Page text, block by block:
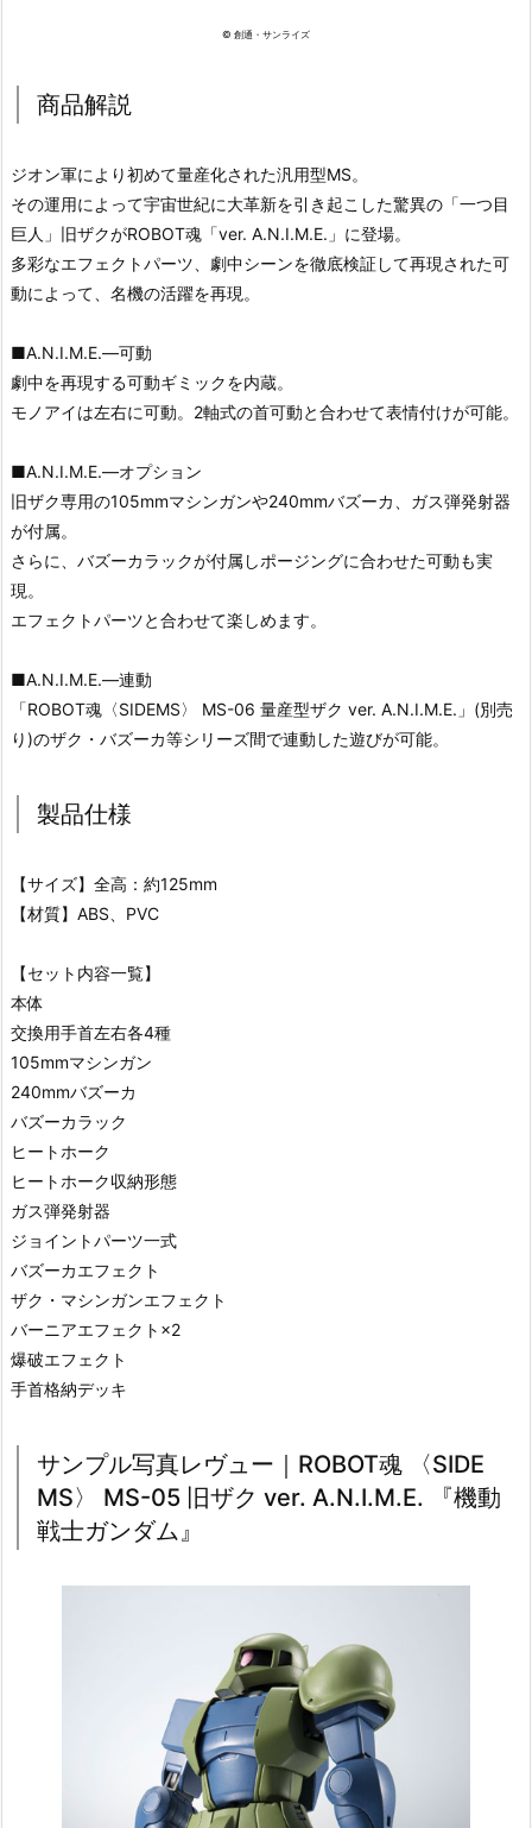
© 創通・サンライズ
商品解説
ジオン軍により初めて量産化された汎用型MS。
その運用によって宇宙世紀に大革新を引き起こした驚異の「一つ目
巨人」旧ザクがROBOT魂「ver. A.N.I.M.E.」に登場。
多彩なエフェクトパーツ、劇中シーンを徹底検証して再現された可
動によって、名機の活躍を再現。
■A.N.I.M.E.―可動
劇中を再現する可動ギミックを内蔵。
モノアイは左右に可動。2軸式の首可動と合わせて表情付けが可能。
■A.N.I.M.E.―オプション
旧ザク専用の105mmマシンガンや240mmバズーカ、ガス弾発射器
が付属。
さらに、バズーカラックが付属しポージングに合わせた可動も実
現。
エフェクトパーツと合わせて楽しめます。
■A.N.I.M.E.―連動
「ROBOT魂〈SIDEMS〉 MS-06 量産型ザク ver. A.N.I.M.E.」(別売
り)のザク・バズーカ等シリーズ間で連動した遊びが可能。
製品仕様
【サイズ】全高：約125mm
【材質】ABS、PVC
【セット内容一覧】
本体
交換用手首左右各4種
105mmマシンガン
240mmバズーカ
バズーカラック
ヒートホーク
ヒートホーク収納形態
ガス弾発射器
ジョイントパーツ一式
バズーカエフェクト
ザク・マシンガンエフェクト
バーニアエフェクト×2
爆破エフェクト
手首格納デッキ
サンプル写真レヴュー｜ROBOT魂 〈SIDE
MS〉 MS-05 旧ザク ver. A.N.I.M.E. 『機動
戦士ガンダム』